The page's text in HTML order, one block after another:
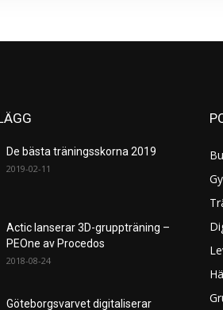
De bästa träningsskorna 2019
2019-02-11
Actic lanserar 3D-gruppträning –
PEOne av Procedos
2018-08-24
Göteborgsvarvet digitaliserar